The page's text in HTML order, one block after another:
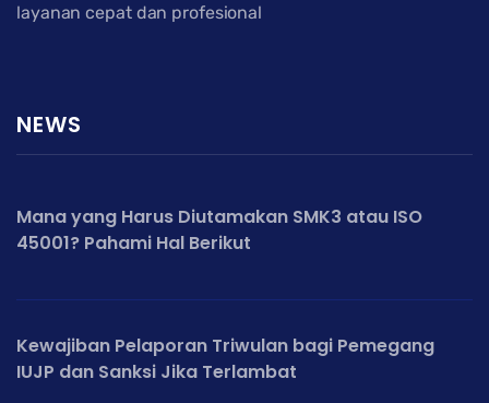
layanan cepat dan profesional
NEWS
Mana yang Harus Diutamakan SMK3 atau ISO
45001? Pahami Hal Berikut
Kewajiban Pelaporan Triwulan bagi Pemegang
IUJP dan Sanksi Jika Terlambat